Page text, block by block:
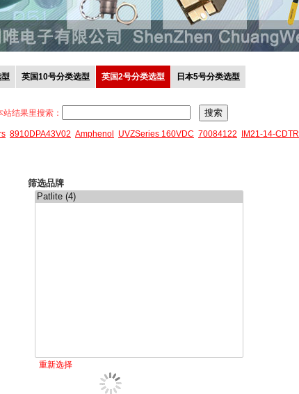
英国10号分类选型 英国2号分类选型 日本5号分类选型
站结果里搜索：
8910DPA43V02 Amphenol UVZSeries 160VDC 70084122 IM21-14-CDTRI
筛选品牌
重新选择